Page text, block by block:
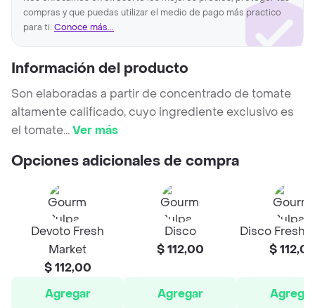
compras y que puedas utilizar el medio de pago más practico
para ti. Conoce más...
Información del producto
Son elaboradas a partir de concentrado de tomate
altamente calificado, cuyo ingrediente exclusivo es
el tomate...Ver más
Opciones adicionales de compra
Devoto Fresh
Market
$ 112,00
Agregar
Disco
$ 112,00
Agregar
Disco Fresh
$
Agregar